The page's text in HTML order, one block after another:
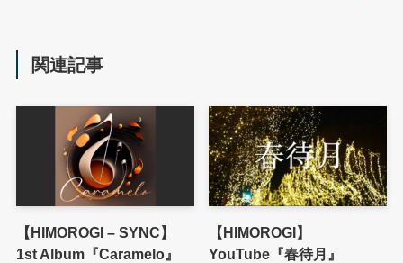
関連記事
【HIMOROGI – SYNC】
1st Album『Caramelo』
【HIMOROGI】
YouTube『春待月』